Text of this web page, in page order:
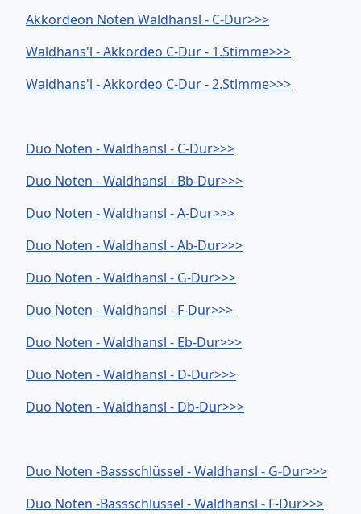
Akkordeon Noten Waldhansl - C-Dur>>>
Waldhans'l - Akkordeo C-Dur - 1.Stimme>>>
Waldhans'l - Akkordeo C-Dur - 2.Stimme>>>
Duo Noten - Waldhansl - C-Dur>>>
Duo Noten - Waldhansl - Bb-Dur>>>
Duo Noten - Waldhansl - A-Dur>>>
Duo Noten - Waldhansl - Ab-Dur>>>
Duo Noten - Waldhansl - G-Dur>>>
Duo Noten - Waldhansl - F-Dur>>>
Duo Noten - Waldhansl - Eb-Dur>>>
Duo Noten - Waldhansl - D-Dur>>>
Duo Noten - Waldhansl - Db-Dur>>>
Duo Noten -Bassschlüssel - Waldhansl - G-Dur>>>
Duo Noten -Bassschlüssel - Waldhansl - F-Dur>>>